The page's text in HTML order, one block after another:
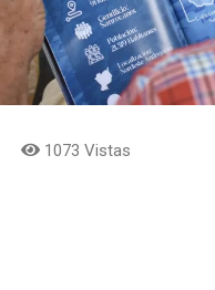
1073 Vistas